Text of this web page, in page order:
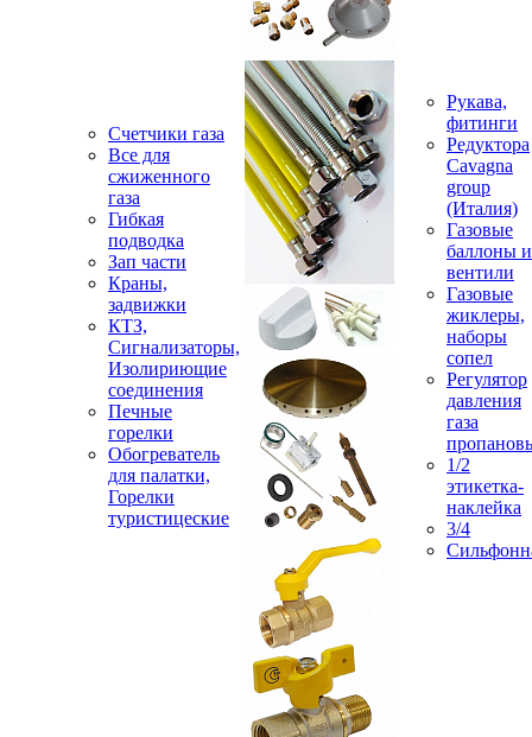
Счетчики газа
Все для
сжиженного
газа
Гибкая
подводка
Зап части
Краны,
задвижки
КТЗ,
Сигнализаторы,
Изолириющие
соединения
Печные
горелки
Обогреватель
для палатки,
Горелки
туристицеские
Рукава,
фитинги
Редуктора
Cavagna
group
(Италия)
Газовые
баллоны и
вентили
Газовые
жиклеры,
наборы
сопел
Регулятор
давления
газа
1/2
этикетка-
наклейка
3/4